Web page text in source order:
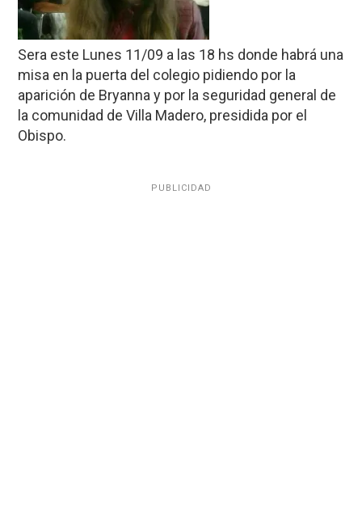
Sera este Lunes 11/09 a las 18 hs donde habrá una
misa en la puerta del colegio pidiendo por la
aparición de Bryanna y por la seguridad general de
la comunidad de Villa Madero, presidida por el
Obispo.
PUBLICIDAD